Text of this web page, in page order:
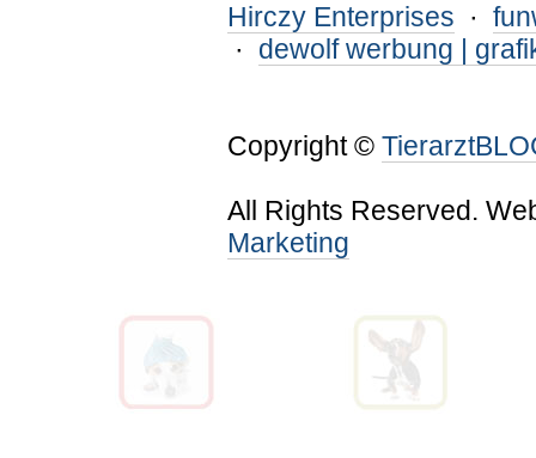
Hirczy Enterprises ·
· dewolf werbung |
Copyright ©
All Rights Reserved.
Marketing